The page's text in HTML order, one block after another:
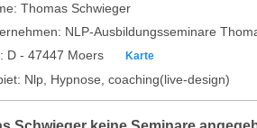
Thomas Schwieger
NLP-Ausbildungsseminare
D - 47447 Moers
Karte
Nlp, Hypnose, coaching(live-design)